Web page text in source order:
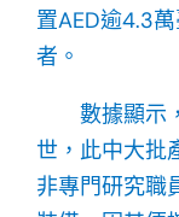
置AED逾4.3
者。
數據顯示，
世，此中大批
非專門研究職